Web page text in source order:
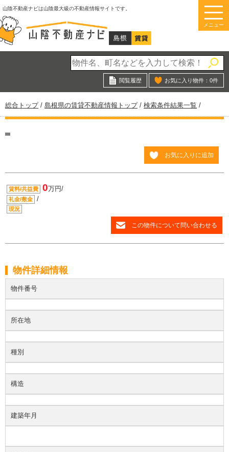
このページの本文へ
山陰不動産ナビは山陰最大級の不動産情報サイトです。
メニュー
閲覧履歴 お気に入り物件： 0件
現
在
位
総合トップ/ 島根県の賃貸不動産情報トップ/ 検索条件結果一覧 /
お気に入りに追加
賃料/共益費 0万円/
礼金/敷金 /
現況
この物件について問い合わせる
物件詳細情報
物件番号
所在地
種別
構造
建築年月